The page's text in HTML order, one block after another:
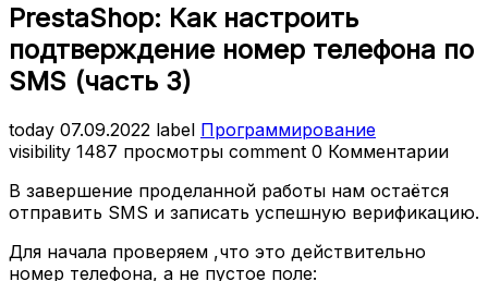
PrestaShop: Как настроить
подтверждение номер телефона по
SMS (часть 3)
today 07.09.2022 label Программирование
visibility 1487 просмотры comment 0 Комментарии
В завершение проделанной работы нам остаётся
отправить SMS и записать успешную верификацию.
Для начала проверяем ,что это действительно
номер телефона, а не пустое поле: